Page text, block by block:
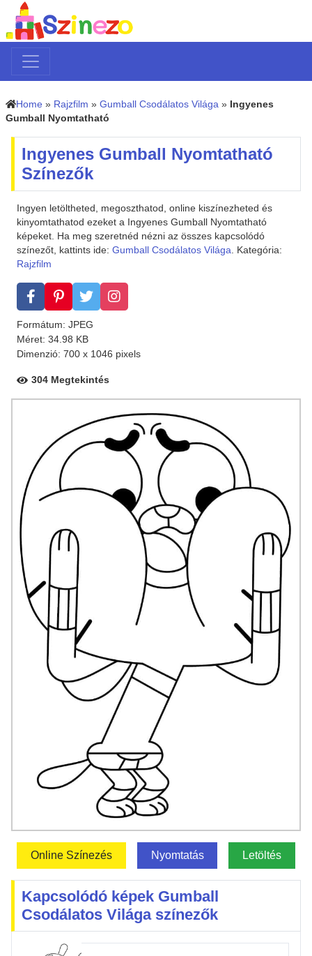
Home » Rajzfilm » Gumball Csodálatos Világa » Ingyenes
Gumball Nyomtatható
Ingyenes Gumball Nyomtatható
Színezők
Ingyen letöltheted, megoszthatod, online kiszínezheted és
kinyomtathatod ezeket a Ingyenes Gumball Nyomtatható
képeket. Ha meg szeretnéd nézni az összes kapcsolódó
színezőt, kattints ide: Gumball Csodálatos Világa. Kategória:
Rajzfilm
Formátum: JPEG
Méret: 34.98 KB
Dimenzió: 700 x 1046 pixels
304 Megtekintés
Online Színezés Nyomtatás Letöltés
Kapcsolódó képek Gumball
Csodálatos Világa színezők